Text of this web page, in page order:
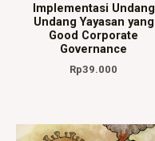
Implementasi Undang
Undang Yayasan yang
Good Corporate
Governance
Rp39.000